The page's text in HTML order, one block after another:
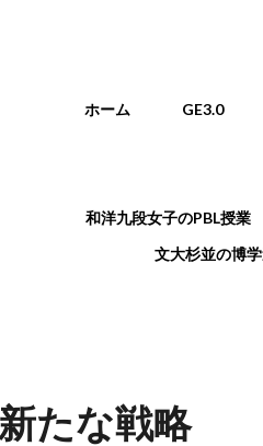
メインメニュー
ホーム GE3.0
和洋九段女子のPBL授
文大杉並の博
たな戦略